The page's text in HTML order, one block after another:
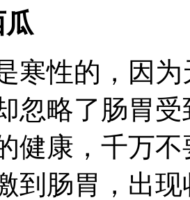
寒性的，因
忽略了肠胃
健康，千万
到肠胃，出